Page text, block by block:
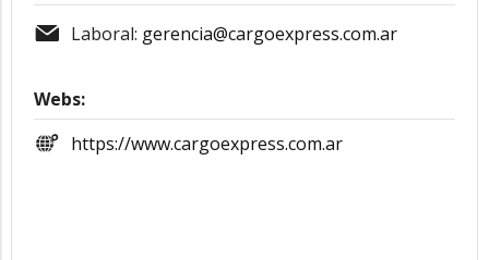
Laboral: gerencia@cargoexpress.com.ar
Webs:
https://www.cargoexpress.com.ar